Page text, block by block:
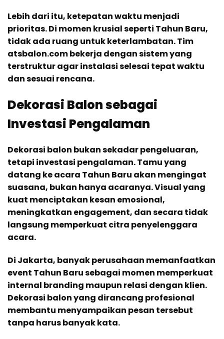
Lebih dari itu, ketepatan waktu menjadi
prioritas. Di momen krusial seperti Tahun Baru,
tidak ada ruang untuk keterlambatan. Tim
atsbalon.com bekerja dengan sistem yang
terstruktur agar instalasi selesai tepat waktu
dan sesuai rencana.
Dekorasi Balon sebagai
Investasi Pengalaman
Dekorasi balon bukan sekadar pengeluaran,
tetapi investasi pengalaman. Tamu yang
datang ke acara Tahun Baru akan mengingat
suasana, bukan hanya acaranya. Visual yang
kuat menciptakan kesan emosional,
meningkatkan engagement, dan secara tidak
langsung memperkuat citra penyelenggara
acara.
Di Jakarta, banyak perusahaan memanfaatkan
event Tahun Baru sebagai momen memperkuat
internal branding maupun relasi dengan klien.
Dekorasi balon yang dirancang profesional
membantu menyampaikan pesan tersebut
tanpa harus banyak kata.